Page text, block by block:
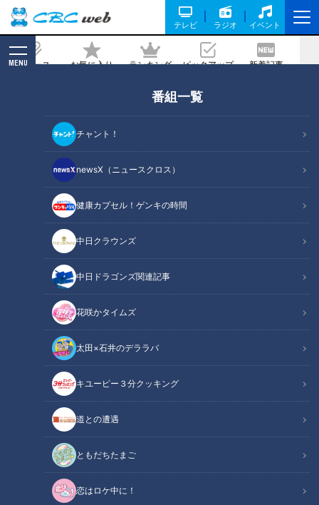
テレビ ラジオ イベント
ニュース お気に入り ランキング ピックアップ 新着記事
MENU
番組一覧
チャント！
newsX（ニュースクロス）
健康カプセル！ゲンキの時間
中日クラウンズ
中日ドラゴンズ関連記事
花咲かタイムズ
太田×石井のデララバ
キユーピー３分クッキング
道との遭遇
ともだちたまご
恋はロケ中に！
くマスターが教える！今食べるべき『絶
品ひんやり夏スイーツ』
2020/07/28 19:00
チャント！
教えマスター